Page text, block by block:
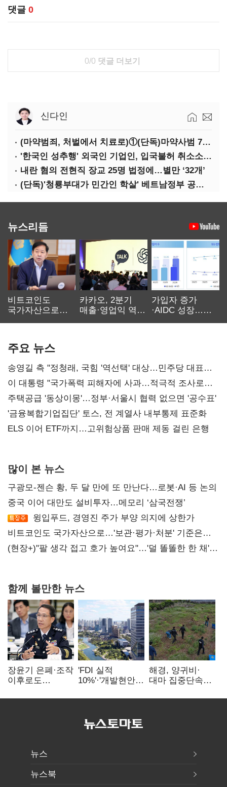
댓글 0
0/0 댓글 더보기
신다인
(마약범죄, 처벌에서 치료로)①(단독)마약사범 7400명 시대, 담장 안 '치료 혁명'…광주교도소의 도전
'한국인 성추행' 외국인 기업인, 입국불허 취소소송 '패'
내란 혐의 전현직 장교 25명 법정에…별만 ‘32개’
(단독)'청룡부대가 민간인 학살' 베트남정부 공문 첫 확인
뉴스리듬
비트코인도
국가자산으로…'
카카오, 2분기
매출·영업익 역대
가입자 증가
·AIDC 성장…
주요 뉴스
송영길 측 "정청래, 국힘 '역선택' 대상…민주당 대표로
총선 지휘 못해"
이 대통령 "국가폭력 피해자에 사과…적극적 조사로
진실 밝혀야"
주택공급 '동상이몽'…정부·서울시 협력 없으면 '공수표'
'금융복합기업집단' 토스, 전 계열사 내부통제 표준화
ELS 이어 ETF까지…고위험상품 판매 제동 걸린 은행
많이 본 뉴스
구광모-젠슨 황, 두 달 만에 또 만난다…로봇·AI 등 논의
중국 이어 대만도 설비투자…메모리 ‘삼국전쟁’
윙입푸드, 경영진 주가 부양 의지에 상한가
비트코인도 국가자산으로…'보관·평가·처분' 기준은
숙제
(현장+)"팔 생각 접고 호가 높여요"…'덜 똘똘한 한 채'
함께 볼만한 뉴스
장윤기 은폐·조작
이후로도
내부비위…경찰
'FDI 실적
10%'·'개발현안
인천경제청장
해경, 양귀비·
대마 집중단속…
249명 검거
뉴스
뉴스북